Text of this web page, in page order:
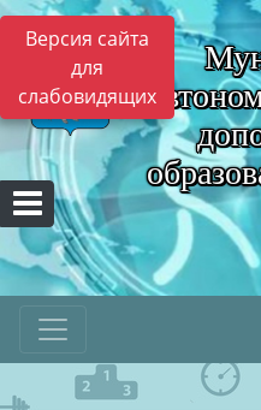
Версия сайта
для
слабовидящих